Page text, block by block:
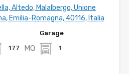
Altedo, Malalbergo, Unione
Emilia-Romagna, 40116, Italia
177 MQ
Garage
1